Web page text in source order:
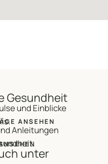
Gesundheit
und Einblicke
ANSEHEN
Anleitungen
unter